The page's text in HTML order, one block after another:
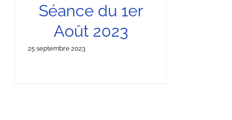
Séance du 1er
Août 2023
25 septembre 2023